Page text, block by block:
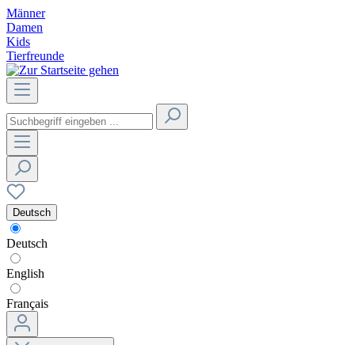
Männer
Damen
Kids
Tierfreunde
Deutsch
Deutsch
English
Français